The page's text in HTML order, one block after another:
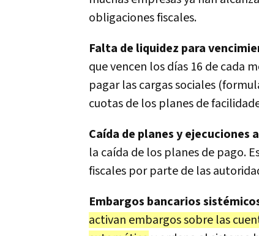
obligaciones fiscales.
Falta de liquidez para
que vencen los días 16 de cada
pagar las cargas sociales
cuotas de los planes de
Caída de planes y ejecuciones
la caída de los planes de pago.
fiscales por parte de las
Embargos bancarios
activan embargos sobre las